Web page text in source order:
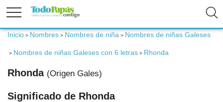
Fertilidad
Embarazo
Bebé
Inicio > Nombres > Nombres de niña > Nombres de niñas Galeses
> Nombres de niñas Galeses con 6 letras > Rhonda
Rhonda (Origen Gales)
Significado de Rhonda